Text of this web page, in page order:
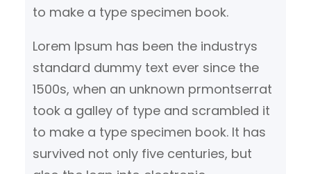
to make a type specimen book.
Lorem Ipsum has been the industrys
standard dummy text ever since the
1500s, when an unknown prmontserrat
took a galley of type and scrambled it
to make a type specimen book. It has
survived not only five centuries, but